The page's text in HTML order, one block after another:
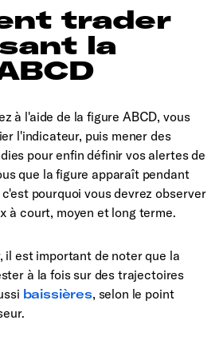
trader
la
à l'aide de la figure ABCD, vous
l'indicateur, puis mener des
pour enfin définir vos alertes de
que la figure apparaît pendant
pourquoi vous devrez observer
à court, moyen et long terme.
il est important de noter que la
à la fois sur des trajectoires
baissières, selon le point